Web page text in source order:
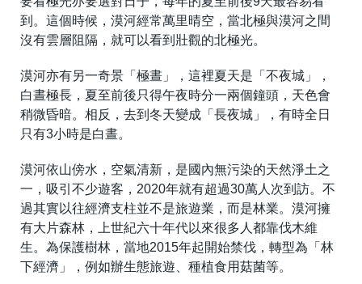
到。這個時候，漠河經常萬里晴空，當北極與漠河之間
沒有雲層阻隔，就可以看到壯觀的北極光。
漠河亦有另一奇景「極晝」，這裡夏天是「不夜城」，
白晝極長，夏至前後只得午夜時分一兩個鐘頭，天色會
稍微昏暗。相反，去到冬天變成「長夜城」，有時全日
只有3小時是白晝。
漠河依山傍水，空氣清新，是國內無污染的天然淨土之
一，吸引不少遊客，2020年就有超過30萬人次到訪。不
過其實以往經濟支柱並不是旅遊業，而是林業。漠河擁
有大片森林，上世紀六十年代以來很多人都靠伐木維
生。為保護樹林，當地2015年起開始禁伐，轉型為「林
下經濟」，例如辦生態旅遊、種植食用菇菌等。